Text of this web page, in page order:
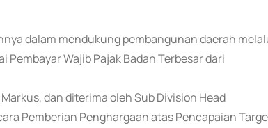
dalam mendukung pembangunan daerah
Wajib Pajak Badan Terbesar dari
dan diterima oleh Sub Division Head
Pemberian Penghargaan atas Pencapaian